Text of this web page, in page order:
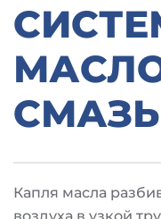
Капля масла